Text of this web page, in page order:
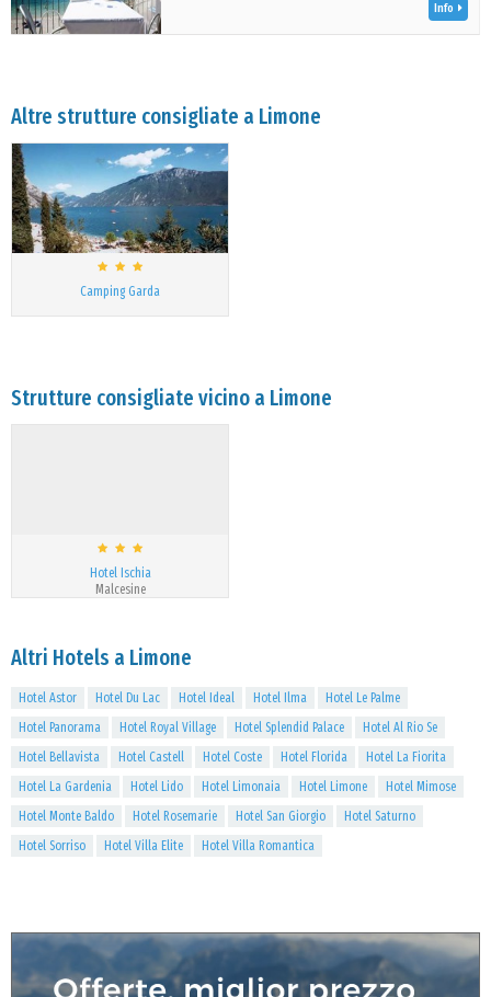
Info
Altre strutture consigliate a Limone
Camping Garda
Strutture consigliate vicino a Limone
Hotel Ischia
Malcesine
Altri Hotels a Limone
Hotel Astor Hotel Du Lac Hotel Ideal Hotel Ilma
Hotel Le Palme
Hotel Panorama
Hotel Royal Village Hotel Splendid Palace
Hotel Al Rio Se
Hotel Bellavista
Hotel Castell Hotel Coste Hotel Florida
Hotel La Fiorita
Hotel La Gardenia
Hotel Lido Hotel Limonaia Hotel Limone
Hotel Mimose
Hotel Monte Baldo
Hotel Rosemarie Hotel San Giorgio
Hotel Saturno
Hotel Sorriso
Hotel Villa Elite Hotel Villa Romantica